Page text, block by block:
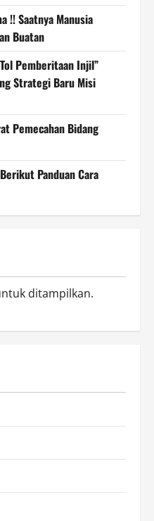
!! Saatnya Manusia
Buatan
Pemberitaan Injil”
Strategi Baru Misi
Pemecahan Bidang
Panduan Cara
ditampilkan.